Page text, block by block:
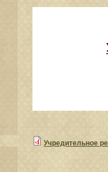
Учредительное